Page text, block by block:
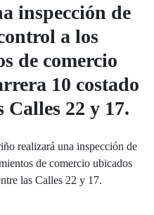
inspección de
a los
de comercio
10 costado
22 y 17.
realizará una inspección de
de comercio ubicados
las Calles 22 y 17.